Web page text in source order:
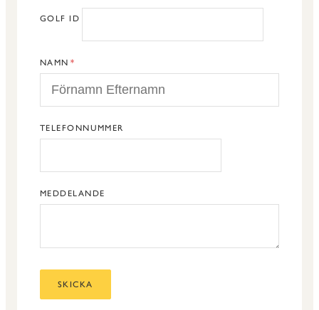
GOLF ID
NAMN
TELEFONNUMMER
MEDDELANDE
SKICKA